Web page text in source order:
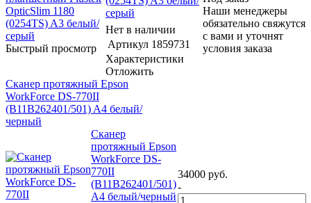
Быстрый просмотр
серый
Нет в наличии
Артикул 1859731
Характеристики
Отложить
Наши менеджеры
обязательно свяжутся
с вами и уточнят
условия заказа
Сканер протяжный Epson
WorkForce DS-770II
(B11B262401/501) A4 белый/
черный
Сканер
протяжный Epson
WorkForce DS-
770II
(B11B262401/501)
A4 белый/черный
34000 руб.
-